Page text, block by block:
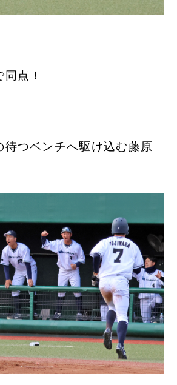
点！
待つベンチへ駆け込む藤原